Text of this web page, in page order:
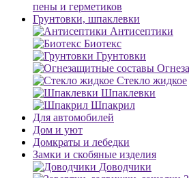
пены и герметиков
Грунтовки, шпаклевки
Антисептики
Биотекс
Грунтовки
Стекло жидкое
Шпаклевки
Шпакрил
Для автомобилей
Дом и уют
Домкраты и лебедки
Замки и скобяные изделия
Доводчики